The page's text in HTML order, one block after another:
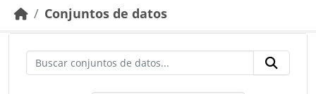
Conjuntos de datos